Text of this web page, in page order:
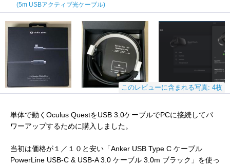
(5m USBアクティブ光ケーブル)
このレビューに含まれる写真: 4枚
単体で動くOculus QuestをUSB 3.0ケーブルでPCに接続してパ
ワーアップするために購入しました。
当初は価格が１／１０と安い「Anker USB Type C ケーブル
PowerLine USB-C & USB-A 3.0 ケーブル 3.0m ブラック」を使っ